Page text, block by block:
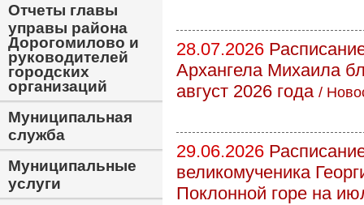
28.07.2026
Архангела Михаила
август 2026 года /
29.06.2026
великомученика
Поклонной горе на
Отчеты главы
управы района
Дорогомилово и
руководителей
городских
организаций
Муниципальная
служба
Муниципальные
услуги